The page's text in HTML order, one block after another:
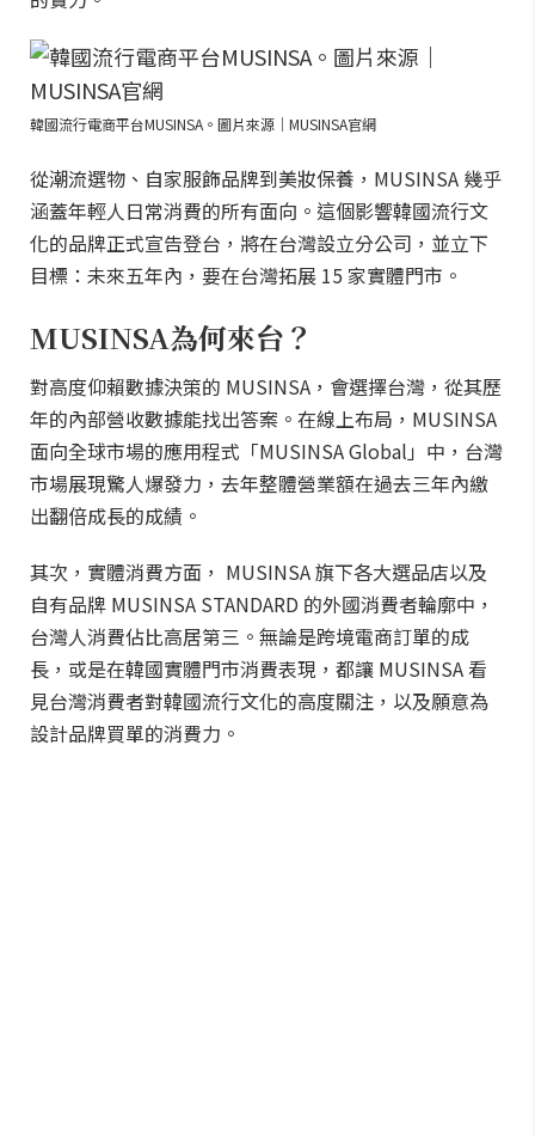
韓國流行電商平台MUSINSA。圖片來源｜MUSINSA官網
從潮流選物、自家服飾品牌到美妝保養，MUSINSA 幾乎
涵蓋年輕人日常消費的所有面向。這個影響韓國流行文
化的品牌正式宣告登台，將在台灣設立分公司，並立下
目標：未來五年內，要在台灣拓展 15 家實體門市。
MUSINSA為何來台？
對高度仰賴數據決策的 MUSINSA，會選擇台灣，從其歷
年的內部營收數據能找出答案。在線上布局，MUSINSA
面向全球市場的應用程式「MUSINSA Global」中，台灣
市場展現驚人爆發力，去年整體營業額在過去三年內繳
出翻倍成長的成績。
其次，實體消費方面， MUSINSA 旗下各大選品店以及
自有品牌 MUSINSA STANDARD 的外國消費者輪廓中，
台灣人消費佔比高居第三。無論是跨境電商訂單的成
長，或是在韓國實體門市消費表現，都讓 MUSINSA 看
見台灣消費者對韓國流行文化的高度關注，以及願意為
設計品牌買單的消費力。